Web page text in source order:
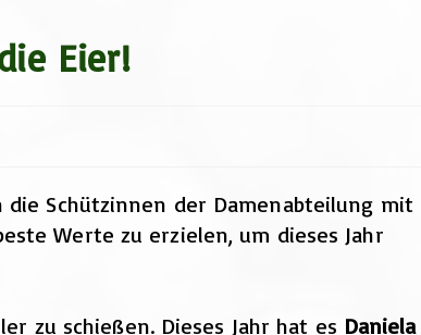
Eier!
Schützinnen der Damenabteilung mit
Werte zu erzielen, um dieses Jahr
zu schießen. Dieses Jahr hat es Daniela